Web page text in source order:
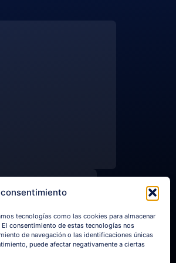
tecnologías como las cookies para almacenar
consentimiento de estas tecnologías nos
de navegación o las identificaciones únicas
puede afectar negativamente a ciertas